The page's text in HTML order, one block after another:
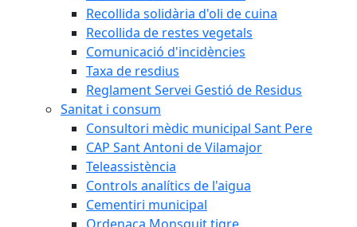
Recollida solidària d'oli de cuina
Recollida de restes vegetals
Comunicació d'incidències
Taxa de resdius
Reglament Servei Gestió de Residus
Sanitat i consum
Consultori mèdic municipal Sant Pere
CAP Sant Antoni de Vilamajor
Teleassistència
Controls analítics de l'aigua
Cementiri municipal